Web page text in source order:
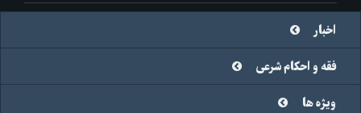
اخبار
فقه و احکام شرعی
ویژه ها